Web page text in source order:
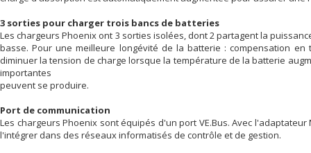
3 sorties pour charger trois bancs de batteries
Les chargeurs Phoenix ont 3 sorties isolées, dont 2 partagent la
basse. Pour une meilleure longévité de la batterie : compensation
diminuer la tension de charge lorsque la température de la batterie
importantes
peuvent se produire.
Port de communication
Les chargeurs Phoenix sont équipés d'un port VE.Bus. Avec
l'intégrer dans des réseaux informatisés de contrôle et de gestion.